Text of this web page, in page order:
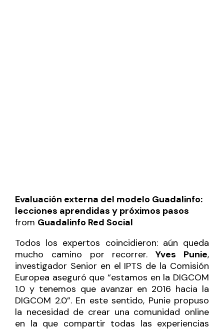
Evaluación externa del modelo Guadalinfo:
lecciones aprendidas y próximos pasos
from Guadalinfo Red Social
Todos los expertos coincidieron: aún queda
mucho camino por recorrer.Yves Punie,
investigador Senior en el IPTS de la Comisión
Europea aseguró que “estamos en la DIGCOM
1.0 y tenemos que avanzar en 2016 hacia la
DIGCOM 2.0”. En este sentido, Punie propuso
la necesidad de crear una comunidad online
en la que compartir todas las experiencias